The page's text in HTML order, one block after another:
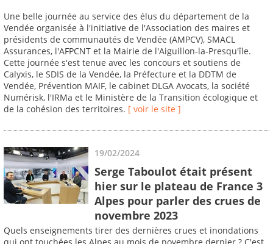
Une belle journée au service des élus du département de la
Vendée organisée à l'initiative de l'Association des maires et
présidents de communautés de Vendée (AMPCV), SMACL
Assurances, l'AFPCNT et la Mairie de l'Aiguillon-la-Presqu'île.
Cette journée s'est tenue avec les concours et soutiens de
Calyxis, le SDIS de la Vendée, la Préfecture et la DDTM de
Vendée, Prévention MAIF, le cabinet DLGA Avocats, la société
Numérisk, l'IRMa et le Ministère de la Transition écologique et
de la cohésion des territoires. [ voir le site ]
19/02/2024
Serge Taboulot était présent
hier sur le plateau de France 3
Alpes pour parler des crues de
novembre 2023
Quels enseignements tirer des dernières crues et inondations